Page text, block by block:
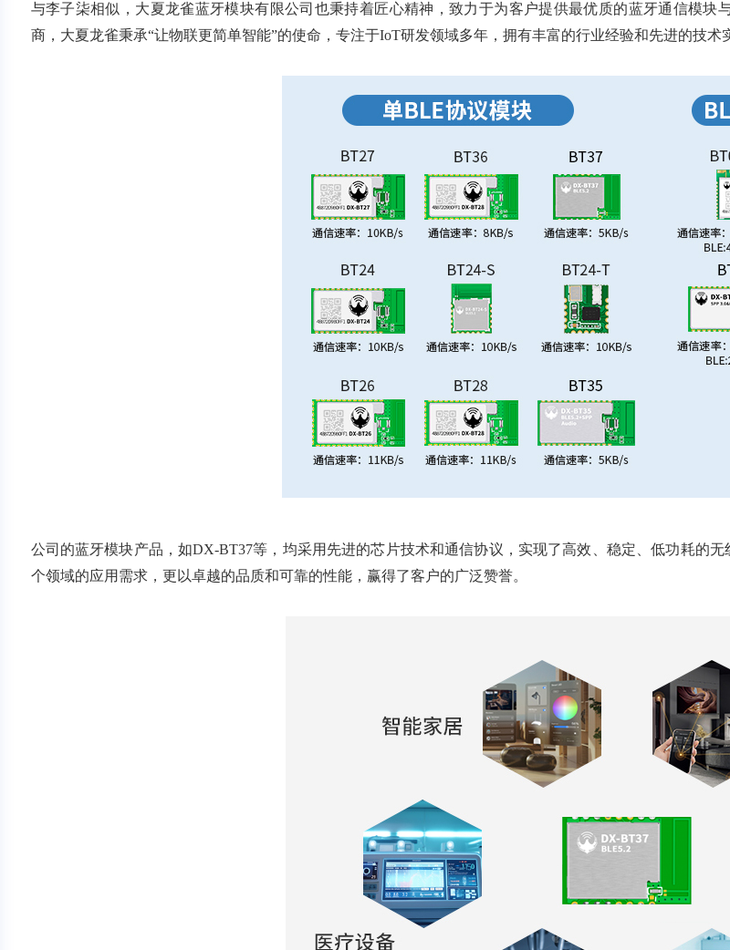
与李子柒相似，大夏龙雀蓝牙模块有限公司也秉持着匠心精神，致力于为客户提供最优质的蓝牙通信模
商，大夏龙雀秉承“让物联更简单智能”的使命，专注于IoT研发领域多年，拥有丰富的行业经验和先进的技术
公司的蓝牙模块产品，如DX-BT37等，均采用先进的芯片技术和通信协议，实现了高效、稳定、低功耗的
个领域的应用需求，更以卓越的品质和可靠的性能，赢得了客户的广泛赞誉。